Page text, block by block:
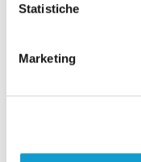
Statistiche
Marketing